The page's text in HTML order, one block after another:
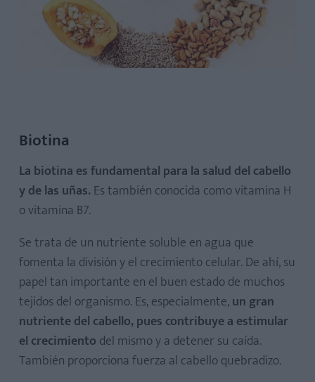
Biotina
La biotina es fundamental para la salud del cabello
y de las uñas. Es también conocida como vitamina H
o vitamina B7.
Se trata de un nutriente soluble en agua que
fomenta la división y el crecimiento celular. De ahí, su
papel tan importante en el buen estado de muchos
tejidos del organismo. Es, especialmente,un gran
nutriente del cabello, pues contribuye a estimular
el crecimiento del mismo y a detener su caída.
También proporciona fuerza al cabello quebradizo.